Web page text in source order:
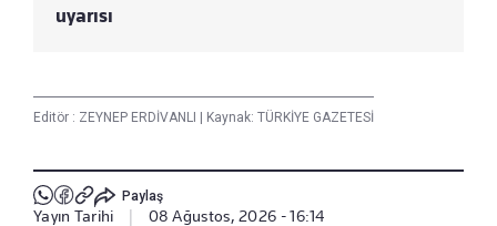
uyarısı
Editör : ZEYNEP ERDİVANLI | Kaynak: TÜRKİYE GAZETESİ
Paylaş
Yayın Tarihi 08 Ağustos, 2026 - 16:14